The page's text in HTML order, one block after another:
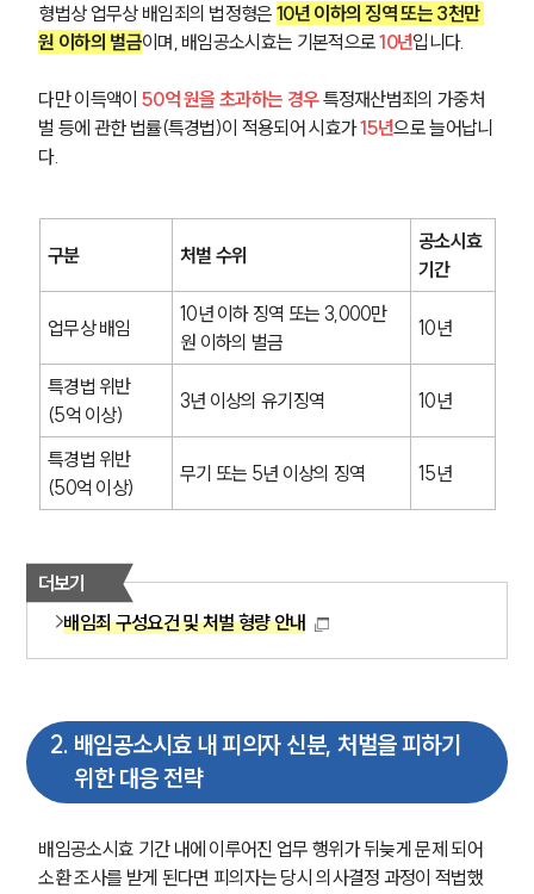
형법상 업무상 배임죄의 법정형은 10년 이하의 징역 또는 3천만
원 이하의 벌금이며, 배임공소시효는 기본적으로 10년입니다.
다만 이득액이 50억 원을 초과하는 경우 특정재산범죄의 가중처
벌 등에 관한 법률(특경법)이 적용되어 시효가 15년으로 늘어납니
다.
구분 처벌 수위
공소시효
기간
업무상 배임
10년 이하 징역 또는 3,000만
원 이하의 벌금
10년
특경법 위반
(5억 이상)
3년 이상의 유기징역 10년
특경법 위반
(50억 이상)
무기 또는 5년 이상의 징역 15년
더보기
배임죄 구성요건 및 처벌 형량 안내
2. 배임공소시효 내 피의자 신분, 처벌을 피하기
위한 대응 전략
배임공소시효 기간 내에 이루어진 업무 행위가 뒤늦게 문제 되어
소환 조사를 받게 된다면 피의자는 당시 의사결정 과정이 적법했